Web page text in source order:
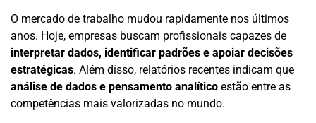
O mercado de trabalho mudou rapidamente nos últimos
anos. Hoje, empresas buscam profissionais capazes de
interpretar dados, identificar padrões e apoiar decisões
estratégicas. Além disso, relatórios recentes indicam que
análise de dados e pensamento analítico estão entre as
competências mais valorizadas no mundo.